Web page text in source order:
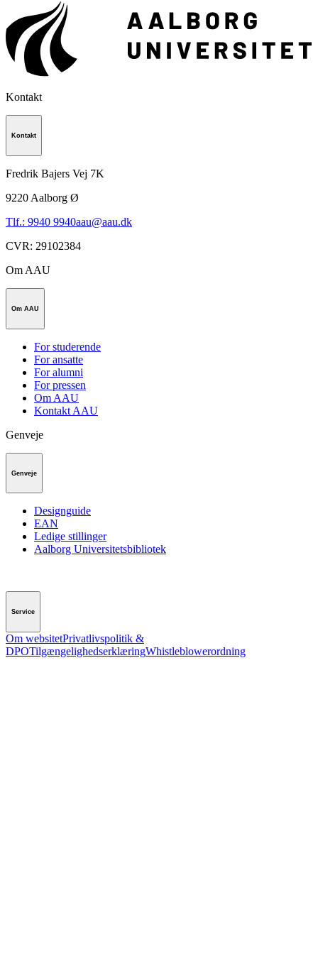
Kontakt
Kontakt
Fredrik Bajers Vej 7K
9220 Aalborg Ø
Tlf.: 9940 9940aau@aau.dk
CVR: 29102384
Om AAU
Om AAU
For studerende
For ansatte
For alumni
For pressen
Om AAU
Kontakt AAU
Genveje
Genveje
Designguide
EAN
Ledige stillinger
Aalborg Universitetsbibliotek
Service
Om websitetPrivatlivspolitik &
DPOTilgængelighedserklæringWhistleblowerordning